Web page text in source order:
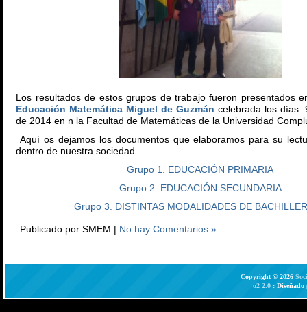
Los resultados de estos grupos de trabajo fueron presentados
Educación Matemática Miguel de Guzmán celebrada los días
de 2014 en n la Facultad de Matemáticas de la Universidad
Aquí os dejamos los documentos que elaboramos para su
dentro de nuestra sociedad.
Grupo 1. EDUCACIÓN PRIMARIA
Grupo 2. EDUCACIÓN SECUNDARIA
Grupo 3. DISTINTAS MODALIDADES DE
Publicado por SMEM | No hay Comentarios »
Copyright © 2026
o2 2.0 :